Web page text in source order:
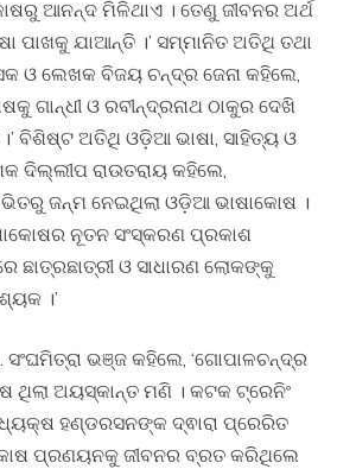
ଆନନ୍ଦ ମିଳିଥାଏ । ତେଣୁ ଜୀବନର ଅର୍ଥ
ପାଖକୁ ଯାଆନ୍ତି ।’ ସମ୍ମାନିତ ଅତିଥି ତଥା
ଓ ଲେଖକ ବିଜୟ ଚନ୍ଦ୍ର ଜେନା କହିଲେ,
ଗାନ୍ଧୀ ଓ ରବୀନ୍ଦ୍ରନାଥ ଠାକୁର ଦେଖି
ବିଶିଷ୍ଟ ଅତିଥି ଓଡ଼ିଆ ଭାଷା, ସାହିତ୍ୟ ଓ
ଦିଲ୍ଲୀପ ରାଉତରାୟ କହିଲେ,
ଜନ୍ମ ନେଇଥିଲା ଓଡ଼ିଆ ଭାଷାକୋଷ ।
ନୂତନ ସଂସ୍କରଣ ପ୍ରକାଶ
ଛାତ୍ରଛାତ୍ରୀ ଓ ସାଧାରଣ ଲୋକଙ୍କୁ
।’
ଭଞ୍ଜ କହିଲେ, ‘ଗୋପାଳଚନ୍ଦ୍ର
ଥିଲା ଅୟସ୍କାନ୍ତ ମଣି । କଟକ ଟ୍ରେନିଂ
ହଣ୍ଡରସନଙ୍କ ଦ୍ଵାରା ପ୍ରେରିତ
ପ୍ରଣୟନକୁ ଜୀବନର ବ୍ରତ କରିଥିଲେ